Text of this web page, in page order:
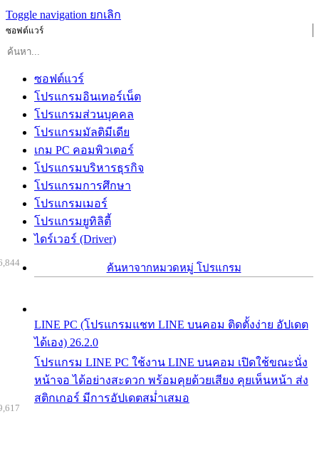
Toggle navigation ยกเลิก
ซอฟต์แวร์
ซอฟต์แวร์
โปรแกรมอินเทอร์เน็ต
โปรแกรมส่วนบุคคล
โปรแกรมมัลติมีเดีย
เกม PC คอมพิวเตอร์
โปรแกรมบริหารธุรกิจ
โปรแกรมการศึกษา
โปรแกรมเมอร์
โปรแกรมยูทิลิตี้
ไดร์เวอร์ (Driver)
ค้นหาจากหมวดหมู่ โปรแกรม
LINE PC (โปรแกรมแชท LINE บนคอม ติดตั้งง่าย อัปเดต
ได้เอง) 26.2.0
โปรแกรม LINE PC ใช้งาน LINE บนคอม เปิดใช้ขณะนั่ง
หน้าจอ ได้อย่างสะดวก พร้อมคุยด้วยเสียง คุยเห็นหน้า ส่ง
สติกเกอร์ มีการอัปเดตสม่ำเสมอ